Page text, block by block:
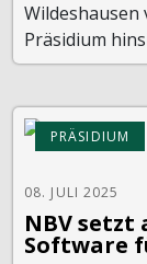
Wildeshausen
Präsidium
PRÄSIDIUM
08. JULI 2025
NBV setzt
Software